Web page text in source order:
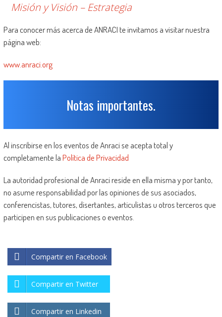
Misión y Visión – Estrategia
Para conocer más acerca de ANRACI te invitamos a visitar nuestra
página web:
www.anraci.org
Notas importantes.
Al inscribirse en los eventos de Anraci se acepta total y
completamente laPolítica de Privacidad
La autoridad profesional de Anraci reside en ella misma y por tanto,
no asume responsabilidad por las opiniones de sus asociados,
conferencistas, tutores, disertantes, articulistas u otros terceros que
participen en sus publicaciones o eventos.
Compartir en Facebook
Compartir en Twitter
Compartir en Linkedin